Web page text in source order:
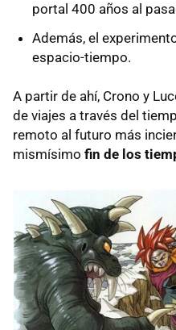
portal 400 años al
Además, el
espacio-tiempo.
A partir de ahí, Crono y
de viajes a través del
remoto al futuro más
mismísimo fin de los